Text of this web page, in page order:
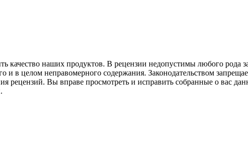
качество наших продуктов. В рецензии недопустимы любого рода
и в целом неправомерного содержания. Законодательством
рецензий. Вы вправе просмотреть и исправить собранные о вас